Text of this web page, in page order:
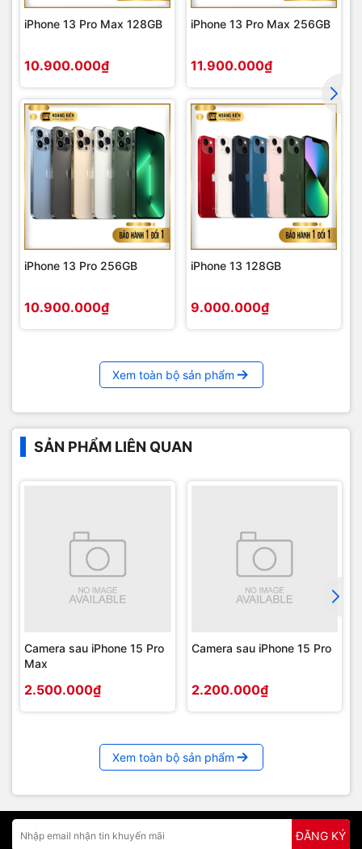
iPhone 13 Pro Max 128GB
10.900.000₫
iPhone 13 Pro Max 256GB
11.900.000₫
iPhone 13 Pro 256GB
10.900.000₫
iPhone 13 128GB
9.000.000₫
Xem toàn bộ sản phẩm
SẢN PHẨM LIÊN QUAN
Camera sau iPhone 15 Pro
Max
2.500.000₫
Camera sau iPhone 15 Pro
2.200.000₫
Xem toàn bộ sản phẩm
ĐĂNG KÝ